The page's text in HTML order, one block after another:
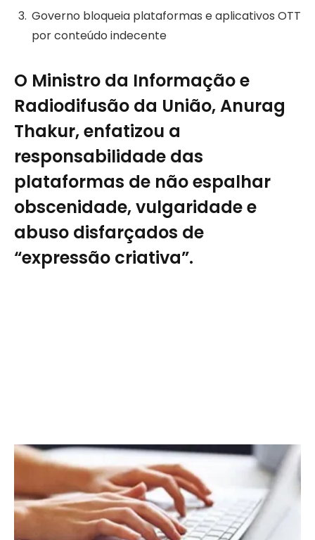
Governo bloqueia plataformas e aplicativos OTT
por conteúdo indecente
O Ministro da Informação e
Radiodifusão da União, Anurag
Thakur, enfatizou a
responsabilidade das
plataformas de não espalhar
obscenidade, vulgaridade e
abuso disfarçados de
“expressão criativa”.